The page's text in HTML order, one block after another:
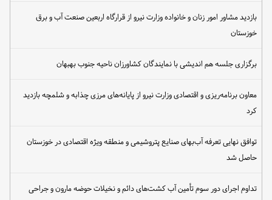
بازدید مشاور امور زنان و خانواده وزارت نیرو از قرارگاه اربعین صنعت آب و برق
خوزستان
برگزاری جلسه هم اندیشی با نمایندگان کشاورزان ناحیه جنوب بهبهان
معاون برنامه‌ریزی و اقتصادی وزارت نیرو از پایانه‌های مرزی چذابه و شلمچه بازدید
کرد
توافق نهایی تعرفه آب‌بهای صنایع پتروشیمی و منطقه ویژه اقتصادی در خوزستان
حاصل شد
تداوم اجرای دور سوم تأمین آب کشت‌های دائم و نخیلات حوضه مارون و جراحی